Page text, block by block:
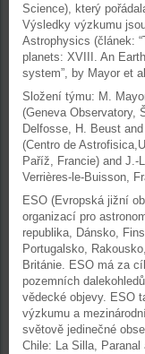
Science), který
Výsledky výzkumu
Astrophysics (článek:
planets: XVIII. An
system”, by Mayor et
Složení týmu: M.
(Geneva Observatory,
Delfosse, H. Beust
(Centro de
Paříž, Francie) and J.-
Verrières-le-Buisson,
ESO (Evropská jižní
organizací pro
republika, Dánsko,
Portugalsko,
Británie. ESO má za
pozemních
vědecké objevy. ESO
výzkumu a
světově jedinečné
Chile: La Silla, Paranal